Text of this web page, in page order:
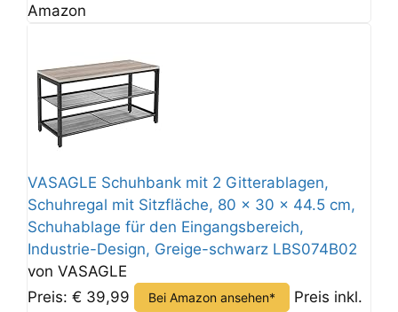
Amazon
VASAGLE Schuhbank mit 2 Gitterablagen,
Schuhregal mit Sitzfläche, 80 x 30 x 44.5 cm,
Schuhablage für den Eingangsbereich,
Industrie-Design, Greige-schwarz LBS074B02
von VASAGLE
Preis: € 39,99
Bei Amazon ansehen*
Preis inkl.